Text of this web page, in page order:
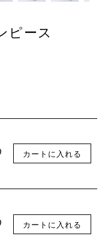
ピース
カートに入れる
カートに入れる